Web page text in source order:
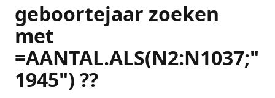
geboortejaar zoeken
met
=AANTAL.ALS(N2:N1037;"
1945") ??